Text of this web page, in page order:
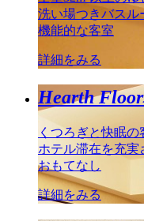
洗い場つきバスル
機能的な客室
詳細をみる
Hearth Floor
くつろぎと快眠の
ホテル滞在を充実
おもてなし
詳細をみる